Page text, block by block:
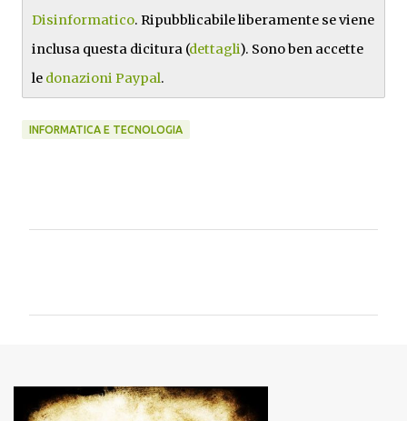
Disinformatico. Ripubblicabile liberamente se viene
inclusa questa dicitura (dettagli). Sono ben accette
le donazioni Paypal.
INFORMATICA E TECNOLOGIA
n
t